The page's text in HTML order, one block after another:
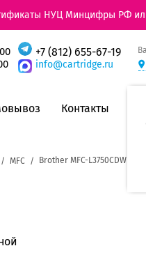
НУЦ Минцифры РФ
+7 (812) 655-67-19
info@cartridge.ru
Контакты
MFC Brother MFC-L3750CDW